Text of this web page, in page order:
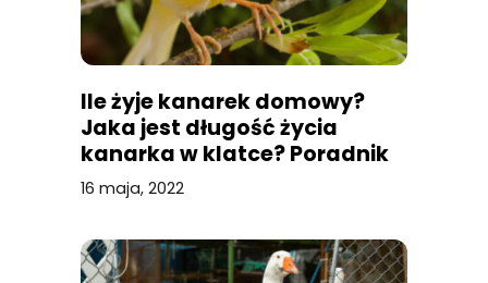
Ile żyje kanarek domowy?
Jaka jest długość życia
kanarka w klatce? Poradnik
dotyczący hodowli
16 maja, 2022